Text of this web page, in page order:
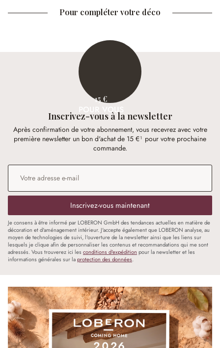
Pour compléter votre déco
15 €
POUR VOUS
Inscrivez-vous à la newsletter
Après confirmation de votre abonnement, vous recevrez avec votre
première newsletter un bon d'achat de 15 €¹ pour votre prochaine
commande.
Adresse e-mail
Inscrivez-vous maintenant
Je consens à être informé par LOBERON GmbH des tendances actuelles en matière de
décoration et d'aménagement intérieur. J'accepte également que LOBERON analyse, au
moyen de technologies de suivi, l'ouverture de la newsletter ainsi que les liens sur
lesquels je clique afin de personnaliser les contenus et recommandations qui me sont
adressés. Vous trouverez ici les conditions d'expédition pour la newsletter et les
informations générales sur laprotection des données.